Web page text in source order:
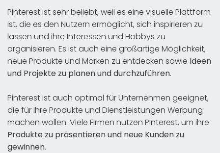
Pinterest ist sehr beliebt, weil es eine visuelle Plattform
ist, die es den Nutzern ermöglicht, sich inspirieren zu
lassen und ihre Interessen und Hobbys zu
organisieren. Es ist auch eine großartige Möglichkeit,
neue Produkte und Marken zu entdecken sowie Ideen
und Projekte zu planen und durchzuführen.
Pinterest ist auch optimal für Unternehmen geeignet,
die für ihre Produkte und Dienstleistungen Werbung
machen wollen. Viele Firmen nutzen Pinterest, um ihre
Produkte zu präsentieren und neue Kunden zu
gewinnen.